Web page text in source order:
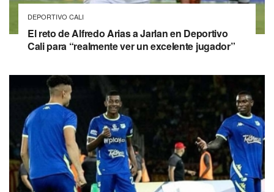
DEPORTIVO CALI
El reto de Alfredo Arias a Jarlan en Deportivo
Cali para “realmente ver un excelente jugador”